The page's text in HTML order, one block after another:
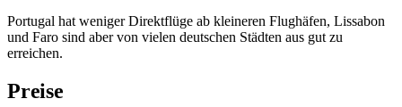
Portugal hat weniger Direktflüge ab kleineren Flughäfen, Lissabon
und Faro sind aber von vielen deutschen Städten aus gut zu
erreichen.
Preise